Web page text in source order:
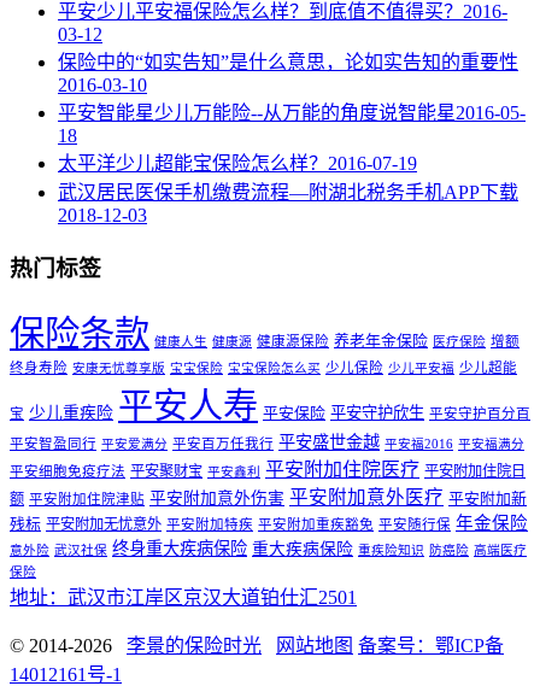
平安少儿平安福保险怎么样？到底值不值得买？ 2016-
03-12
保险中的“如实告知”是什么意思，论如实告知的重要性
2016-03-10
平安智能星少儿万能险--从万能的角度说智能星2016-05-
18
太平洋少儿超能宝保险怎么样？ 2016-07-19
武汉居民医保手机缴费流程—附湖北税务手机APP下载
2018-12-03
热门标签
保险条款 健康人生 健康源 健康源保险 养老年金保险 医疗保险 增额
终身寿险 安康无忧尊享版 宝宝保险 宝宝保险怎么买 少儿保险 少儿平安福 少儿超能
宝 少儿重疾险 平安人寿 平安保险 平安守护欣生 平安守护百分百
平安智盈同行 平安爱满分 平安百万任我行 平安盛世金越 平安福2016 平安福满分
平安细胞免疫疗法 平安聚财宝 平安鑫利 平安附加住院医疗 平安附加住院日
额 平安附加住院津贴 平安附加意外伤害 平安附加意外医疗 平安附加新
残标 平安附加无忧意外 平安附加特疾 平安附加重疾豁免 平安随行保 年金保险
意外险 武汉社保 终身重大疾病保险 重大疾病保险 重疾险知识 防癌险 高端医疗
保险
地址：武汉市江岸区京汉大道铂仕汇2501
© 2014-2026 李景的保险时光 网站地图 备案号：鄂ICP备
14012161号-1